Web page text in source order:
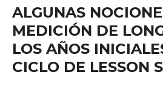
ALGUNAS
MEDICIÓN DE
LOS AÑOS
CICLO DE LESSON